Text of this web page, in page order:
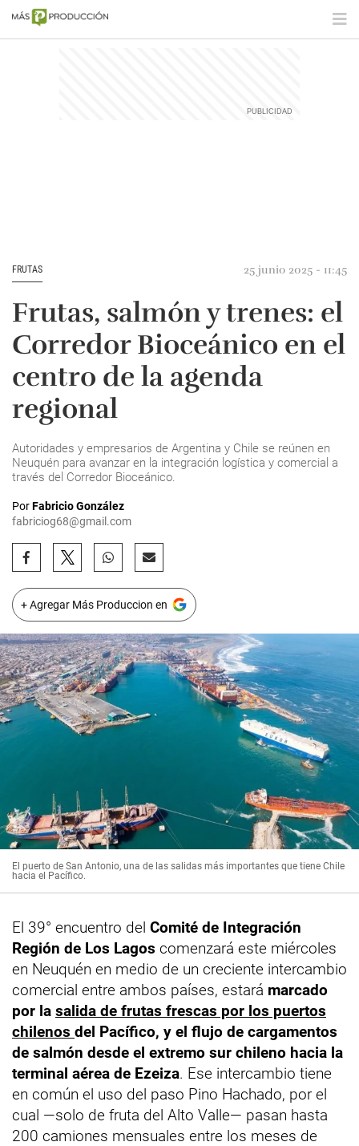
FRUTAS 25 junio 2025 - 11:45
Frutas, salmón y trenes: el
Corredor Bioceánico en el
centro de la agenda
regional
Autoridades y empresarios de Argentina y Chile se reúnen en
Neuquén para avanzar en la integración logística y comercial a
través del Corredor Bioceánico.
PorFabricio González
fabriciog68@gmail.com
+ Agregar Más Produccion en
El puerto de San Antonio, una de las salidas más importantes que tiene Chile
hacia el Pacífico.
El 39° encuentro del Comité de Integración
Región de Los Lagos comenzará este miércoles
en Neuquén en medio de un creciente intercambio
comercial entre ambos países, estará marcado
por la salida de frutas frescas por los puertos
chilenos del Pacífico, y el flujo de cargamentos
de salmón desde el extremo sur chileno hacia la
terminal aérea de Ezeiza. Ese intercambio tiene
en común el uso del paso Pino Hachado, por el
cual —solo de fruta del Alto Valle— pasan hasta
200 camiones mensuales entre los meses de